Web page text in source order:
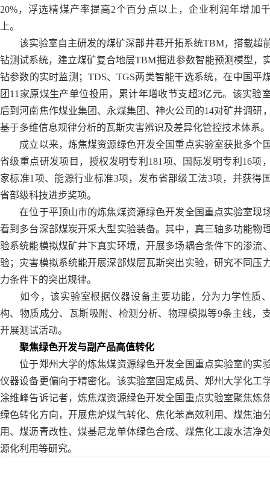
20%，浮选精煤产率提高2个百分点以上，企业利润年增加
上。
该实验室自主研发的煤矿深部井巷开拓系统TBM，搭载超
钻测试系统，建立煤矿复合地层TBM掘进参数智能预测模型，
钻参数的实时监测；TDS、TGS两类智能干选系统，在中国平
团11家原煤生产单位投用，累计年增收节支超3亿元。该实验
后到河南焦作煤业集团、永煤集团、神火公司的14对矿井调研
基于多维信息规律分析的瓦斯灾害辨识及差异化管控技术体系。
成立以来，炼焦煤资源绿色开发全国重点实验室获批多个
省级重点研发项目，授权发明专利181项、国际发明专利16项
家标准1项、能源行业标准3项，发布省部级工法3项，并获得
省部级科技进步奖项。
在位于平顶山市的炼焦煤资源绿色开发全国重点实验室现
看到多台深部煤炭开采大型实验装备。其中，真三轴多功能物
验系统能模拟煤矿井下真实环境，开展多场耦合条件下的渗流
验；灾害模拟系统能开展深部煤层瓦斯突出实验，研究不同压
力条件下的突出规律。
如今，该实验室根据仪器设备主要功能，分为力学性质
构、物质成分、瓦斯吸附、检测分析、物理模拟等9条主线，
开展测试活动。
聚焦绿色开发与副产品高值转化
位于郑州大学的炼焦煤资源绿色开发全国重点实验室的实
仪器设备更偏向于精密化。该实验室固定成员、郑州大学化工
涂维峰告诉记者，炼焦煤资源绿色开发全国重点实验室聚焦炼
绿色转化方向，开展焦炉煤气转化、焦化苯高效利用、煤焦油
用、煤沥青改性、煤基尼龙单体绿色合成、煤焦化工废水洁净
源化利用等研究。